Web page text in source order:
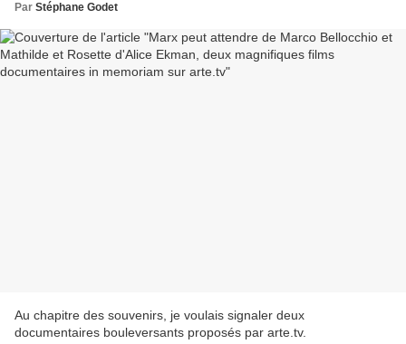
Par Stéphane Godet
Au chapitre des souvenirs, je voulais signaler deux
documentaires bouleversants proposés par arte.tv.